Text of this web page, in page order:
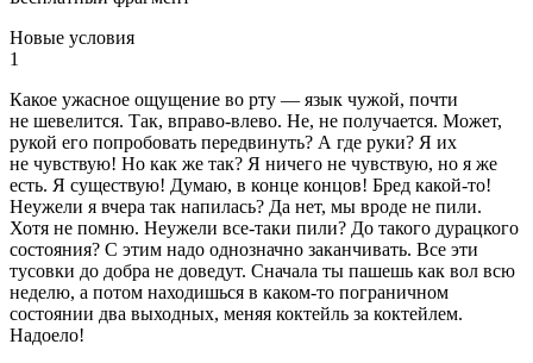
Новые условия
1
Какое ужасное ощущение во рту — язык чужой, почти
не шевелится. Так, вправо-влево. Не, не получается. Может,
рукой его попробовать передвинуть? А где руки? Я их
не чувствую! Но как же так? Я ничего не чувствую, но я же
есть. Я существую! Думаю, в конце концов! Бред какой-то!
Неужели я вчера так напилась? Да нет, мы вроде не пили.
Хотя не помню. Неужели все-таки пили? До такого дурацкого
состояния? С этим надо однозначно заканчивать. Все эти
тусовки до добра не доведут. Сначала ты пашешь как вол всю
неделю, а потом находишься в каком-то пограничном
состоянии два выходных, меняя коктейль за коктейлем.
Надоело!